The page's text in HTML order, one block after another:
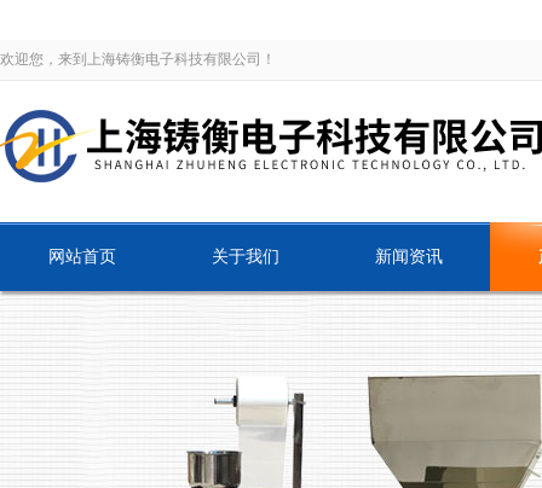
欢迎您，来到上海铸衡电子科技有限公司！
网站首页 关于我们 新闻资讯